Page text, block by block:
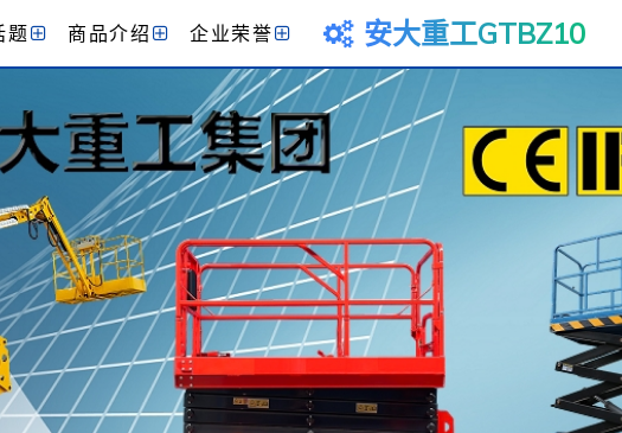
题 商品介绍 企业荣誉 安大重工GTBZ10